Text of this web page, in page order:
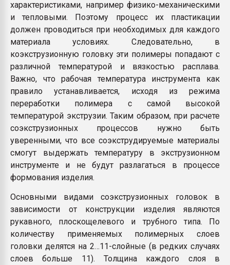
характеристиками, например физико-механическими
и тепловыми. Поэтому процесс их пластикации
должен проводиться при необходимых для каждого
материала условиях. Следовательно, в
коэкструзионную головку эти полимеры попадают с
различной температурой и вязкостью расплава.
Важно, что рабочая температура инструмента как
правило устанавливается, исходя из режима
переработки полимера с самой высокой
температурой экструзии. Таким образом, при расчете
соэкструзионных процессов нужно быть
уверенными, что все соэкструдируемые материалы
смогут выдержать температуру в экструзионном
инструменте и не будут разлагаться в процессе
формования изделия.
Основными видами соэкструзионных головок в
зависимости от конструкции изделия являются
рукавного, плоскощелевого и трубного типа. По
количеству применяемых полимерных слоев
головки делятся на 2…11-слойные (в редких случаях
слоев больше 11). Толщина каждого слоя в